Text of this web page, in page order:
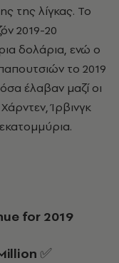
της λίγκας. Το
2019-20
δολάρια, ενώ ο
το 2019
έλαβαν μαζί οι
Ίρβινγκ
εκατομμύρια.
for 2019
✅